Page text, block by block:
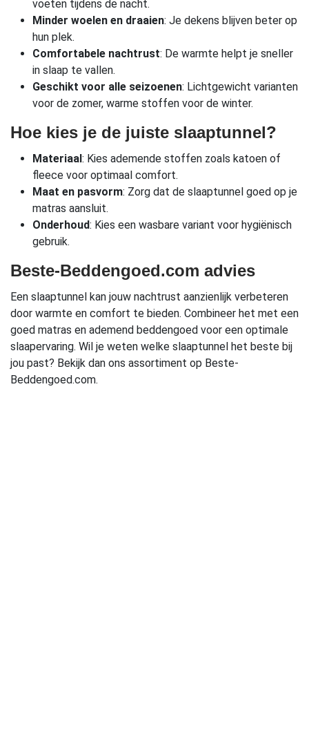
voeten tijdens de nacht.
Minder woelen en draaien: Je dekens blijven beter op
hun plek.
Comfortabele nachtrust: De warmte helpt je sneller
in slaap te vallen.
Geschikt voor alle seizoenen: Lichtgewicht varianten
voor de zomer, warme stoffen voor de winter.
Hoe kies je de juiste slaaptunnel?
Materiaal : Kies ademende stoffen zoals katoen of
fleece voor optimaal comfort.
Maat en pasvorm: Zorg dat de slaaptunnel goed op je
matras aansluit.
Onderhoud: Kies een wasbare variant voor hygiënisch
gebruik.
Beste-Beddengoed.com advies
Een slaaptunnel kan jouw nachtrust aanzienlijk verbeteren
door warmte en comfort te bieden. Combineer het met een
goed matras en ademend beddengoed voor een optimale
slaapervaring. Wil je weten welke slaaptunnel het beste bij
jou past? Bekijk dan ons assortiment op Beste-
Beddengoed.com.